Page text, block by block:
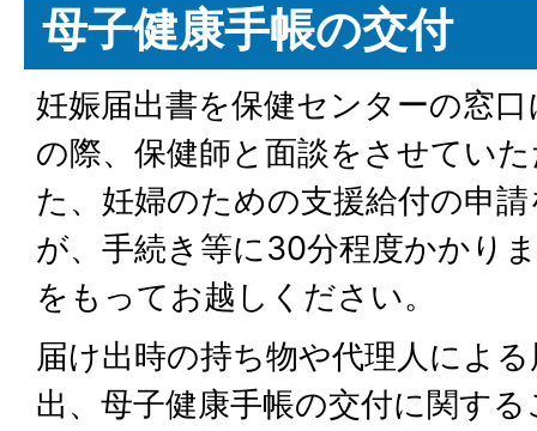
母子健康手帳の交付
妊娠届出書を保健センターの窓
の際、保健師と面談をさせてい
た、妊婦のための支援給付の申
が、手続き等に30分程度かかり
をもってお越しください。
届け出時の持ち物や代理人によ
出、母子健康手帳の交付に関す